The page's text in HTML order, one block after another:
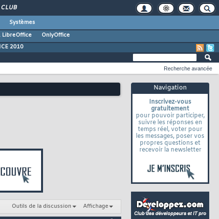
CLUB
Systèmes
LibreOffice
OnlyOffice
2010
Navigation
Inscrivez-vous
gratuitement
pour pouvoir participer,
suivre les réponses en
temps réel, voter pour
les messages, poser vos
propres questions et
recevoir la newsletter
Recherche avancée
Outils de la discussion Affichage